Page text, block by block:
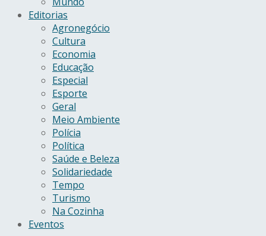
Editorias
Agronegócio
Cultura
Economia
Educação
Especial
Esporte
Geral
Meio Ambiente
Polícia
Política
Saúde e Beleza
Solidariedade
Tempo
Turismo
Na Cozinha
Eventos